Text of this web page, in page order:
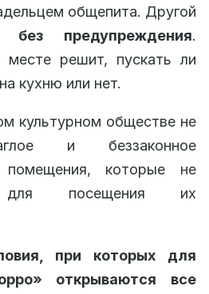
общепита. Другой
без предупреждения.
месте решит, пускать ли
кухню или нет.
культурном обществе не
и беззаконное
помещения, которые не
для посещения их
при которых для
открываются все